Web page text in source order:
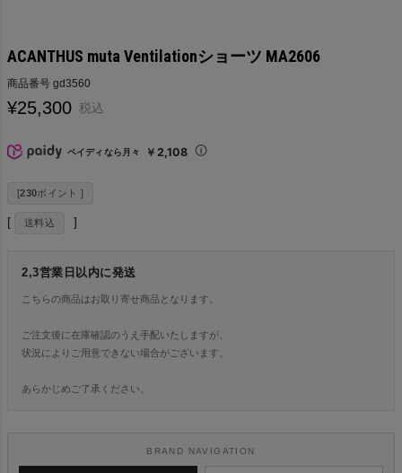
ACANTHUS muta Ventilationショーツ MA2606
商品番号 gd3560
¥25,300 税込
ペイディなら月々 ￥2,108
[230ポイント ]
送料込
2,3営業日以内に発送
こちらの商品はお取り寄せ商品となります。
ご注文後に在庫確認のうえ手配いたしますが、
状況によりご用意できない場合がございます。
あらかじめご了承ください。
BRAND NAVIGATION